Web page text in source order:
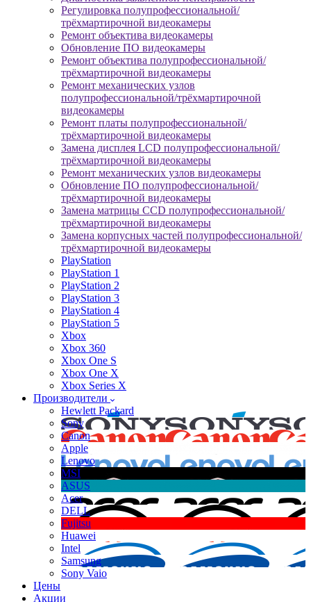
Регулировка полупрофессиональной/
трёхмартирочной видеокамеры
Ремонт объектива видеокамеры
Обновление ПО видеокамеры
Ремонт объектива полупрофессиональной/
трёхмартирочной видеокамеры
Ремонт механических узлов
полупрофессиональной/трёхмартирочной
видеокамеры
Ремонт платы полупрофессиональной/
трёхмартирочной видеокамеры
Замена дисплея LCD полупрофессиональной/
трёхмартирочной видеокамеры
Ремонт механических узлов видеокамеры
Обновление ПО полупрофессиональной/
трёхмартирочной видеокамеры
Замена матрицы CCD полупрофессиональной/
трёхмартирочной видеокамеры
Замена корпусных частей полупрофессиональной/
трёхмартирочной видеокамеры
PlayStation
PlayStation 1
PlayStation 2
PlayStation 3
PlayStation 4
PlayStation 5
Xbox
Xbox 360
Xbox One S
Xbox One X
Xbox Series X
Производители
Hewlett Packard
Sony
Canon
Apple
Lenovo
MSI
ASUS
Acer
DELL
Fujitsu
Huawei
Intel
Samsung
Sony Vaio
Цены
Акции